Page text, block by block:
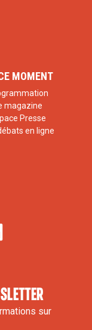
MOMENT
magazine
Presse
en ligne
sur